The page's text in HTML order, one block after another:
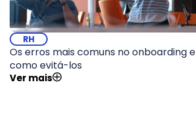
RH
Os erros mais comuns no onboarding e
como evitá-los
Ver mais